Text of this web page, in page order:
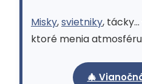
Misky,svietniky,
ktoré menia
🎄